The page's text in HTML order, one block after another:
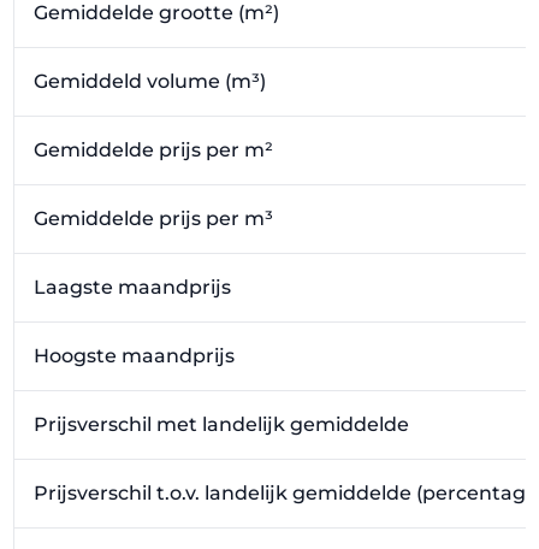
Gemiddelde grootte (m²)
Gemiddeld volume (m³)
Gemiddelde prijs per m²
Gemiddelde prijs per m³
Laagste maandprijs
Hoogste maandprijs
Prijsverschil met landelijk gemiddelde
Prijsverschil t.o.v. landelijk gemiddelde